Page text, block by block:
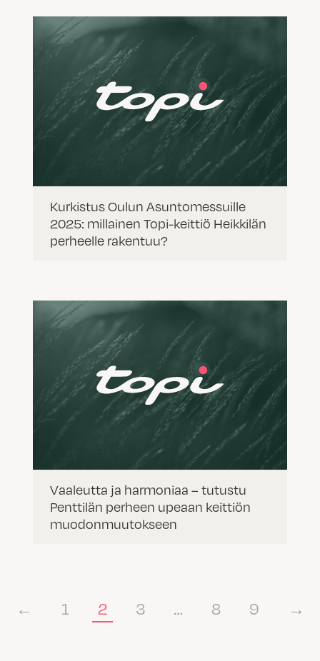
Kurkistus Oulun Asuntomessuille
2025: millainen Topi-keittiö Heikkilän
perheelle rakentuu?
Vaaleutta ja harmoniaa – tutustu
Penttilän perheen upeaan keittiön
muodonmuutokseen
← 1 2 3 … 8 9 →